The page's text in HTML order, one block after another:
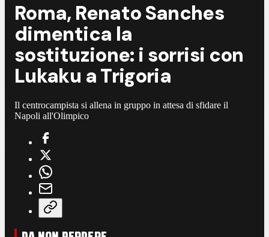
Roma, Renato Sanches
dimentica la
sostituzione: i sorrisi con
Lukaku a Trigoria
Il centrocampista si allena in gruppo in attesa di sfidare il
Napoli all'Olimpico